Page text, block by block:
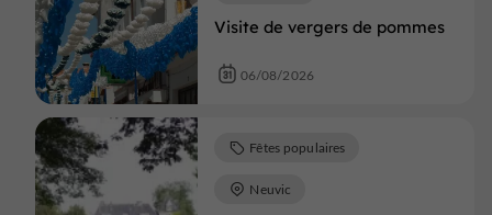
Visite de vergers de pommes
06/08/2026
Fêtes populaires
Neuvic